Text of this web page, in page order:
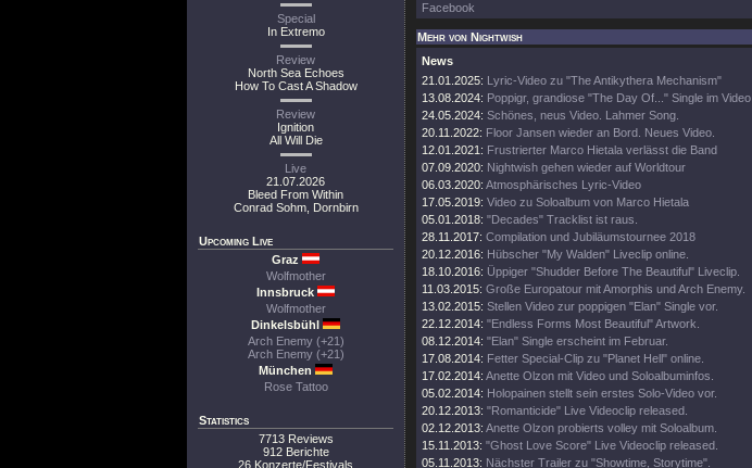
Special
In Extremo
Review
North Sea Echoes
How To Cast A Shadow
Review
Ignition
All Will Die
Live
21.07.2026
Bleed From Within
Conrad Sohm, Dornbirn
Upcoming Live
Graz
Wolfmother
Innsbruck
Wolfmother
Dinkelsbühl
Arch Enemy (+21)
Arch Enemy (+21)
München
Rose Tattoo
Statistics
7713 Reviews
912 Berichte
26 Konzerte/Festivals
Facebook
Mehr von Nightwish
News
21.01.2025: Lyric-Video zu "The Antikythera Mechanism"
13.08.2024: Poppigr, grandiose "The Day Of..." Single im Video
24.05.2024: Schönes, neus Video. Lahmer Song.
20.11.2022: Floor Jansen wieder an Bord. Neues Video.
12.01.2021: Frustrierter Marco Hietala verlässt die Band
07.09.2020: Nightwish gehen wieder auf Worldtour
06.03.2020: Atmosphärisches Lyric-Video
17.05.2019: Video zu Soloalbum von Marco Hietala
05.01.2018: "Decades" Tracklist ist raus.
28.11.2017: Compilation und Jubiläumstournee 2018
20.12.2016: Hübscher "My Walden" Liveclip online.
18.10.2016: Üppiger "Shudder Before The Beautiful" Liveclip.
11.03.2015: Große Europatour mit Amorphis und Arch Enemy.
13.02.2015: Stellen Video zur poppigen "Elan" Single vor.
22.12.2014: "Endless Forms Most Beautiful" Artwork.
08.12.2014: "Elan" Single erscheint im Februar.
17.08.2014: Fetter Special-Clip zu "Planet Hell" online.
17.02.2014: Anette Olzon mit Video und Soloalbuminfos.
05.02.2014: Holopainen stellt sein erstes Solo-Video vor.
20.12.2013: "Romanticide" Live Videoclip released.
02.12.2013: Anette Olzon probierts volley mit Soloalbum.
15.11.2013: "Ghost Love Score" Live Videoclip released.
05.11.2013: Nächster Trailer zu "Showtime, Storytime".